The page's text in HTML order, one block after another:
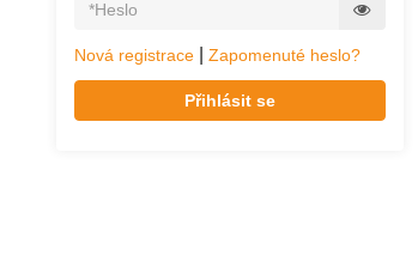
Nová registrace Zapomenuté heslo?
Přihlásit se